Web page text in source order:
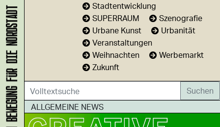
Stadtentwicklung
SUPERRAUM
Szenografie
Urbane Kunst
Urbanität
Veranstaltungen
Weihnachten
Werbemarkt
Zukunft
Suchen
ALLGEMEINE NEWS